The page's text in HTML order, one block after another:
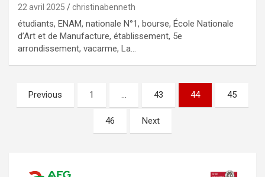
22 avril 2025 christinabenneth
étudiants, ENAM, nationale N°1, bourse, École Nationale
d’Art et de Manufacture, établissement, 5e
arrondissement, vacarme, La…
Pagination
des
publications
Previous 1 … 43 44 45
46 Next